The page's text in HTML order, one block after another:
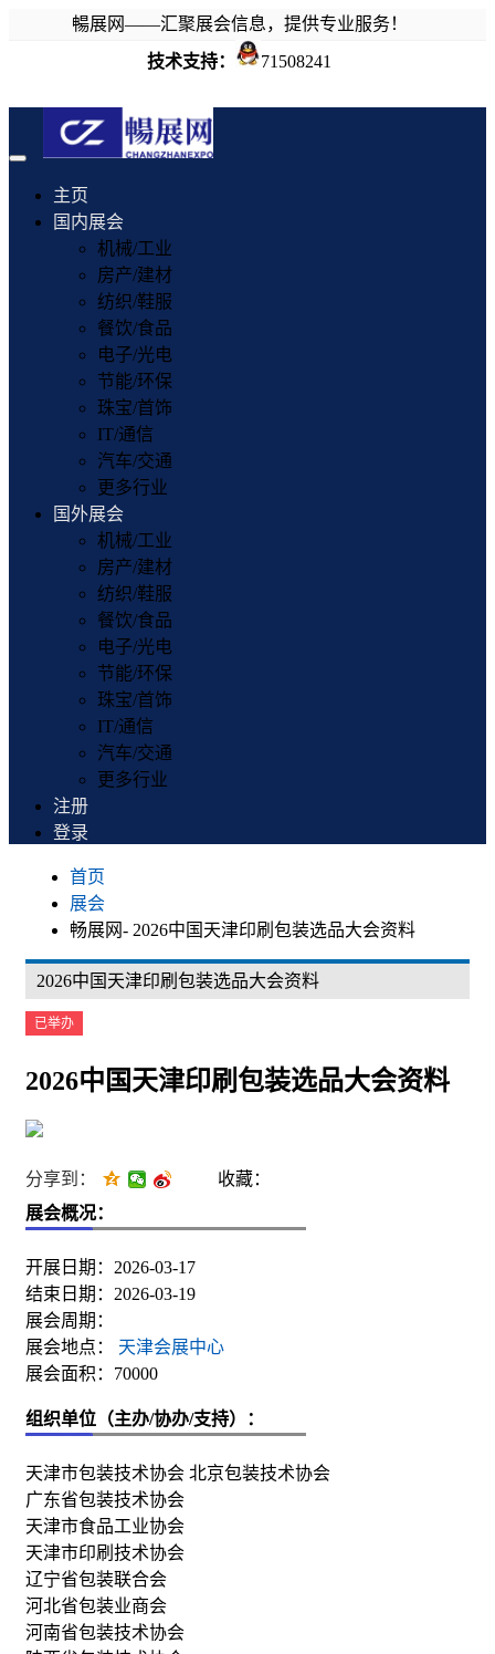
暢展网——汇聚展会信息，提供专业服务！
技术支持：
71508241
Toggle
navigation
主页
国内展会
机械/工业
房产/建材
纺织/鞋服
餐饮/食品
电子/光电
节能/环保
珠宝/首饰
IT/通信
汽车/交通
更多行业
国外展会
机械/工业
房产/建材
纺织/鞋服
餐饮/食品
电子/光电
节能/环保
珠宝/首饰
IT/通信
汽车/交通
更多行业
注册
登录
首页
展会
畅展网- 2026中国天津印刷包装选品大会资料
2026中国天津印刷包装选品大会资料
已举办
2026中国天津印刷包装选品大会资料
分享到：
收藏：
展会概况：
开展日期：2026-03-17
结束日期：2026-03-19
展会周期：
展会地点：
天津会展中心
展会面积：70000
组织单位（主办/协办/支持）：
天津市包装技术协会 北京包装技术协会
广东省包装技术协会
天津市食品工业协会
天津市印刷技术协会
辽宁省包装联合会
河北省包装业商会
河南省包装技术协会